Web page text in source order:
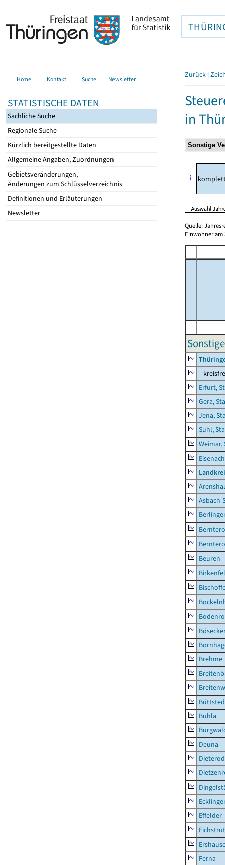
Home Kontakt Suche Newsletter
STATISTISCHE DATEN
Sachliche Suche
Regionale Suche
Kürzlich bereitgestellte Daten
Allgemeine Angaben, Zuordnungen
Gebietsveränderungen,
Änderungen zum Schlüsselverzeichnis
Definitionen und Erläuterungen
Newsletter
Zurück |
in
Quelle:
Einwohner am
Erfurt,
Gera,
Jena,
Suhl,
Weimar,
Asbach-
Beuren
Brehme
Buhla
Deuna
Effelder
Ferna